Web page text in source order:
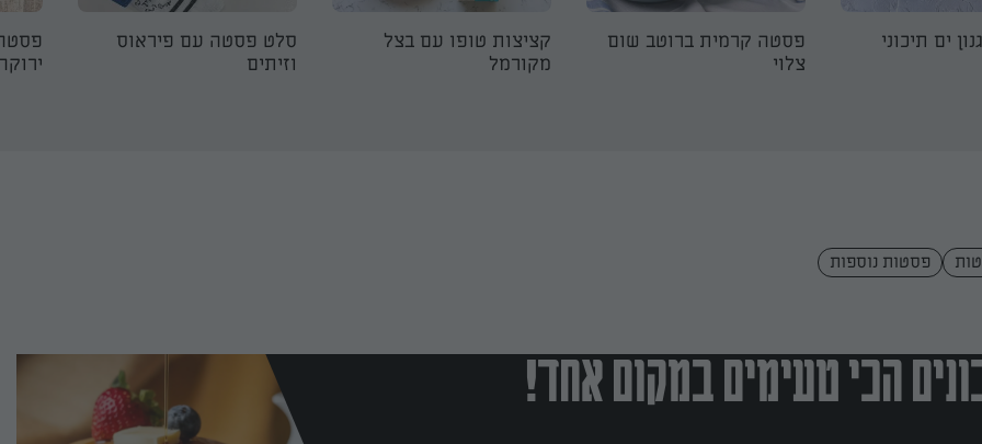
ים תיכוני
פסטה קרמית ברוטב שום
צלוי
קציצות טופו עם בצל
מקורמל
סלט פסטה עם פיראוס
וזיתים
פסטות נוספות
הכי טעימים במקום אחד!